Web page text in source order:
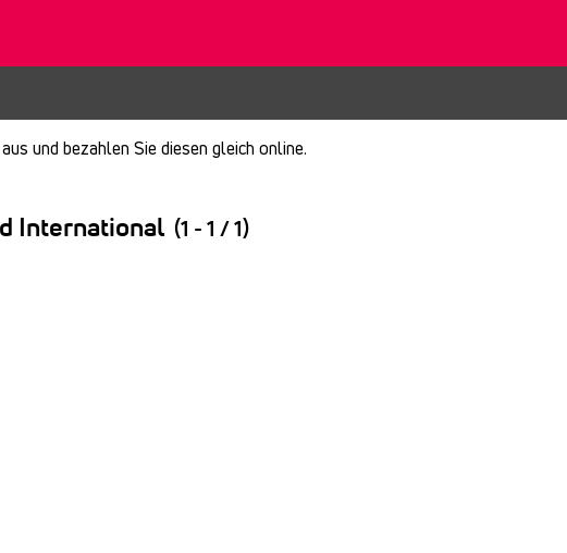
und bezahlen Sie diesen gleich online.
International (1 - 1 / 1)